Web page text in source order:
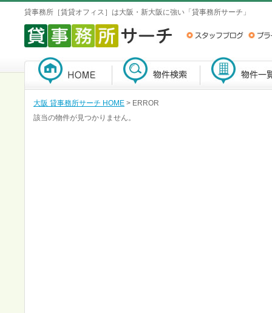
貸事務所［賃貸オフィス］は大阪・新大阪に強い「貸事務所サーチ」
大阪 貸事務所サーチ HOME > ERROR
該当の物件が見つかりません。